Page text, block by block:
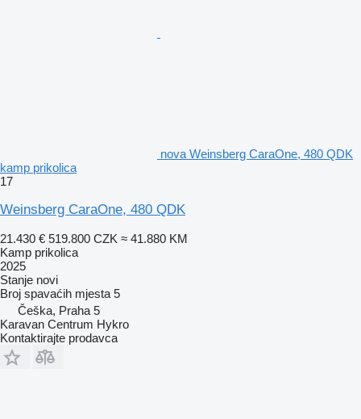
nova Weinsberg CaraOne, 480 QDK
kamp prikolica
17
Weinsberg CaraOne, 480 QDK
21.430 € 519.800 CZK ≈ 41.880 KM
Kamp prikolica
2025
Stanje novi
Broj spavaćih mjesta 5
Češka, Praha 5
Karavan Centrum Hykro
Kontaktirajte prodavca